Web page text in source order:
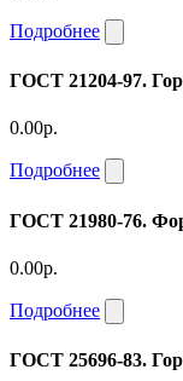
Подробнее
ГОСТ 21204-97.
0.00р.
Подробнее
ГОСТ 21980-76.
0.00р.
Подробнее
ГОСТ 25696-83.